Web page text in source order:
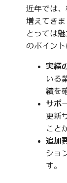
近年では
増えてき
とっては
のポイント
実績
いる
績を
サポ
更新
こと
追加
ショ
す。